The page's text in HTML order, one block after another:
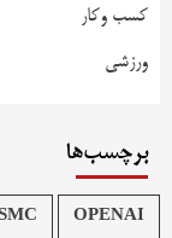
کسب وکار
ورزشی
برچسب‌ها
OPENAI